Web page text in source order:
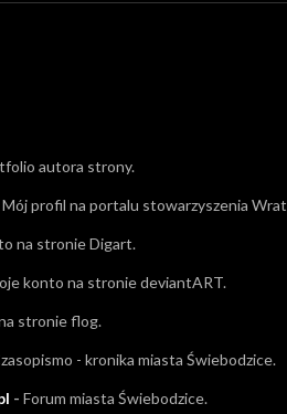
autora strony.
Mój profil na portalu stowarzyszenia
na stronie Digart.
konto na stronie deviantART.
stronie flog.
- kronika miasta Świebodzice.
- Forum miasta Świebodzice.